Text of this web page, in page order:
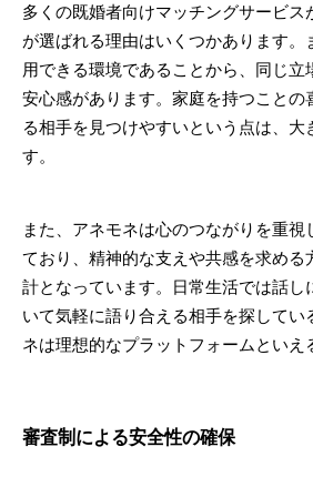
多くの既婚者向けマッチングサービス
が選ばれる理由はいくつかあります。
用できる環境であることから、同じ立
安心感があります。家庭を持つことの
る相手を見つけやすいという点は、大
す。
また、アネモネは心のつながりを重
ており、精神的な支えや共感を求める
計となっています。日常生活では話し
いて気軽に語り合える相手を探してい
ネは理想的なプラットフォームといえ
審査制による安全性の確保